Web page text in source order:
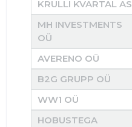
KRULLI KVARTAL AS
MH INVESTMENTS
OÜ
AVERENO OÜ
B2G GRUPP OÜ
WW1 OÜ
HOBUSTEGA